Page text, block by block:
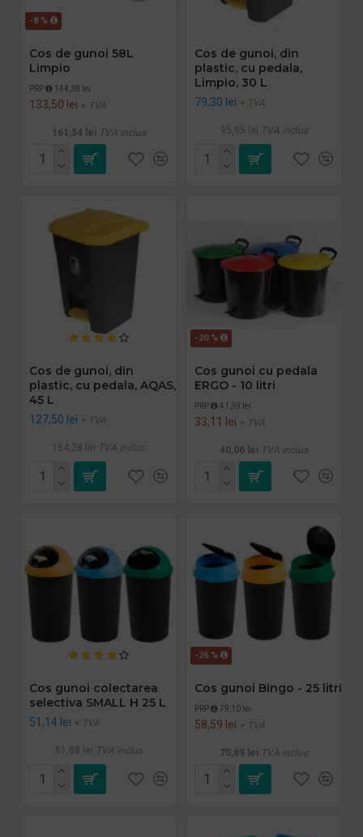
-8 %
Cos de gunoi 58L
Limpio
PRP 144,38 lei
133,50 lei + TVA
161,54 lei TVA inclus
Cos de gunoi, din
plastic, cu pedala,
Limpio, 30 L
79,30 lei + TVA
95,95 lei TVA inclus
Cos de gunoi, din
plastic, cu pedala, AQAS,
45 L
127,50 lei + TVA
154,28 lei TVA inclus
-20 %
Cos gunoi cu pedala
ERGO - 10 litri
PRP 41,39 lei
33,11 lei + TVA
40,06 lei TVA inclus
Cos gunoi colectarea
selectiva SMALL H 25 L
51,14 lei + TVA
61,88 lei TVA inclus
-26 %
Cos gunoi Bingo - 25 litri
PRP 79,10 lei
58,59 lei + TVA
70,89 lei TVA inclus